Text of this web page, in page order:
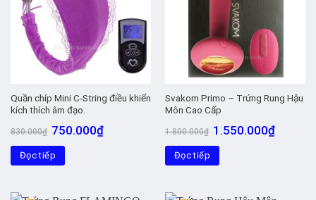
Quần chíp Mini C-String điều khiển
kích thích âm đạo.
830.000₫ Giá
gốc
là:
830.000₫.
750.000₫Giá
Đọc tiếp
Svakom Primo – Trứng Rung Hậu
Môn Cao Cấp
1.800.000₫ Giá
gốc
là:
1.550.000₫Giá
Đọc tiếp